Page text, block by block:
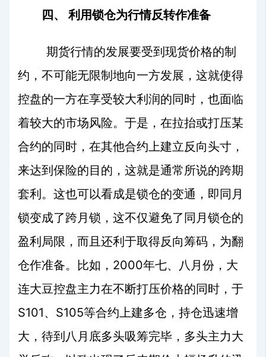
四、 利用锁仓为行情反转作准备
期货行情的发展要受到现货价格的制
约，不可能无限制地向一方发展，这就使得
控盘的一方在享受较大利润的同时，也面临
着较大的市场风险。于是，在拉抬或打压某
合约的同时，在其他合约上建立反向头寸，
来达到保险的目的，这就是通常所说的跨期
套利。这也可以看成是锁仓的变通，即同月
锁变成了跨月锁，这不仅避免了同月锁仓的
盈利局限，而且还利于取得反向筹码，为翻
仓作准备。比如， 2000年七、八月份，大
连大豆控盘主力在不断打压价格的同时，于
S101、 S105等合约上建多仓，持仓迅速增
大，待到八月底多头吸筹完毕，多头主力大